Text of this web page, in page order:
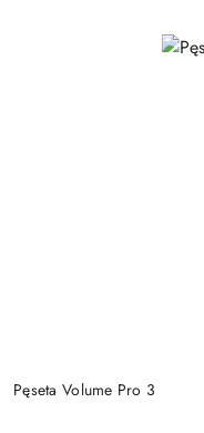
Pęseta Volume Pro 3